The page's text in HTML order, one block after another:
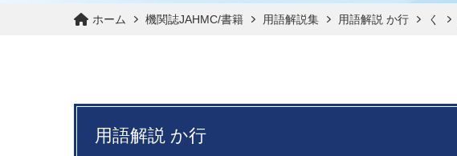
ホーム 機関誌JAHMC/書籍 用語解説集 用語解説 か行 く
用語解説 か行